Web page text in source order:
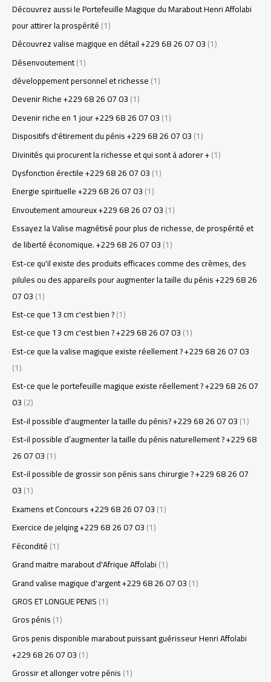
Découvrez aussi le Portefeuille Magique du Marabout Henri Affolabi
pour attirer la prospérité(1)
Découvrez valise magique en détail +229 68 26 07 03(1)
Désenvoutement(1)
développement personnel et richesse(1)
Devenir Riche +229 68 26 07 03(1)
Devenir riche en 1 jour +229 68 26 07 03(1)
Dispositifs d'étirement du pénis +229 68 26 07 03(1)
Divinités qui procurent la richesse et qui sont à adorer +(1)
Dysfonction érectile +229 68 26 07 03(1)
Energie spirituelle +229 68 26 07 03(1)
Envoutement amoureux +229 68 26 07 03(1)
Essayez la Valise magnétisé pour plus de richesse, de prospérité et
de liberté économique. +229 68 26 07 03(1)
Est-ce qu'il existe des produits efficaces comme des crèmes, des
pilules ou des appareils pour augmenter la taille du pénis +229 68 26
07 03(1)
Est-ce que 13 cm c'est bien ?(1)
Est-ce que 13 cm c'est bien ? +229 68 26 07 03(1)
Est-ce que la valise magique existe réellement ? +229 68 26 07 03
(1)
Est-ce que le portefeuille magique existe réellement ? +229 68 26 07
03(2)
Est-il possible d'augmenter la taille du pénis? +229 68 26 07 03(1)
Est-il possible d’augmenter la taille du pénis naturellement ? +229 68
26 07 03(1)
Est-il possible de grossir son pénis sans chirurgie ? +229 68 26 07
03(1)
Examens et Concours +229 68 26 07 03(1)
Exercice de jelqing +229 68 26 07 03(1)
Fécondité(1)
Grand maitre marabout d'Afrique Affolabi(1)
Grand valise magique d'argent +229 68 26 07 03(1)
GROS ET LONGUE PENIS(1)
Gros pénis(1)
Gros penis disponible marabout puissant guérisseur Henri Affolabi
+229 68 26 07 03(1)
Grossir et allonger votre pénis(1)